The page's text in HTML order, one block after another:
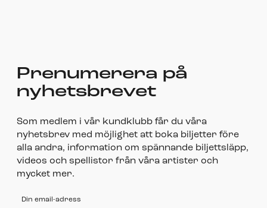
Prenumerera på
nyhetsbrevet
Som medlem i vår kundklubb får du våra
nyhetsbrev med möjlighet att boka biljetter före
alla andra, information om spännande biljettsläpp,
videos och spellistor från våra artister och
mycket mer.
Din email-adress